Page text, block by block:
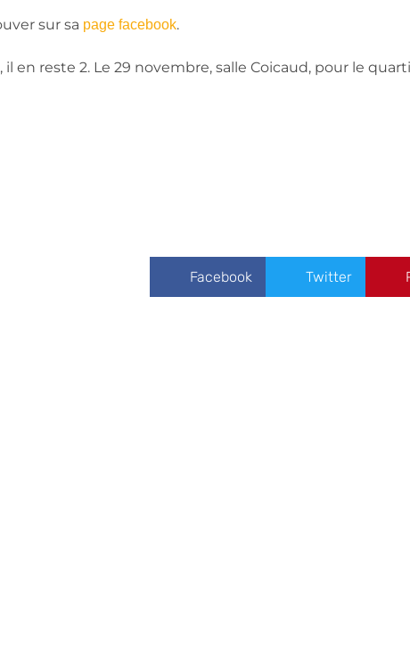
sur sa page facebook.
en reste 2. Le 29 novembre, salle Coicaud, pour le
Facebook Twitter